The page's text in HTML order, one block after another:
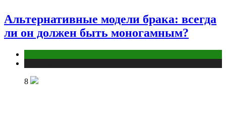
Альтернативные модели брака: всегда
ли он должен быть моногамным?
8